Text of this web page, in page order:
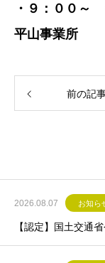
・９：００
平山事業所
前の記
2026.08.07 お知ら
【認定】国土交通